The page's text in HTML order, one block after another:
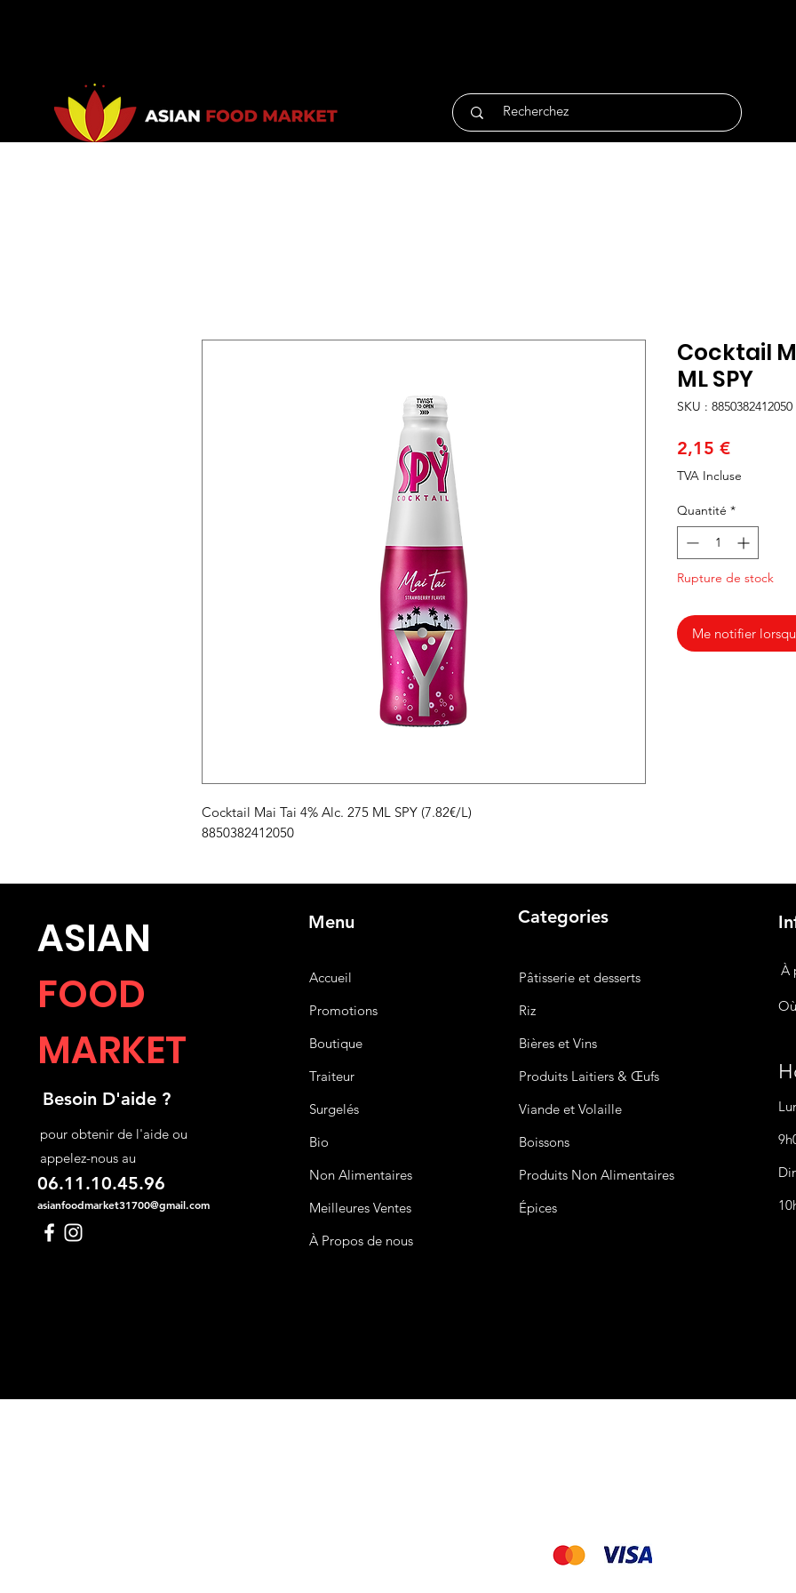
Cocktail Mai Tai 4% Alc. 275 ML SPY (7.82€/L)
8850382412050
Cocktail
ML SPY
SKU : 8850382412050
2,15 €Prix
TVA Incluse
Quantité *
Rupture de stock
Me notifier
ASIAN
FOOD
MARKET
Besoin D'aide ?
pour obtenir de l'aide ou
appelez-nous au
06.11.10.45.96
asianfoodmarket31700@gmail.com
Menu
Accueil
Promotions
Boutique
Traiteur
Surgelés
Bio
Non Alimentaires
Meilleures Ventes
À Propos de nous
Categories
Pâtisserie et desserts
Riz
Bièreset Vins
Produits Laitiers & Œufs
Viande et Volaille
Boissons
Produits Non Alimentaires
Épices
À